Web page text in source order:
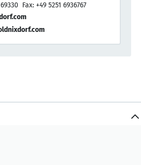
Fax: +49 5251 6936767